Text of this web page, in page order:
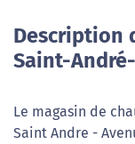
Description
Saint-
Le magasin de
Saint Andre -